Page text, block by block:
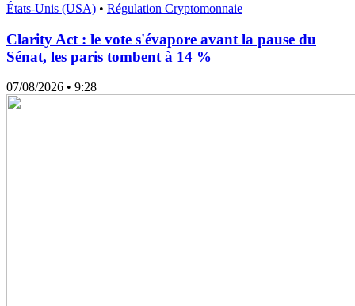
États-Unis (USA) • Régulation Cryptomonnaie
Clarity Act : le vote s'évapore avant la pause du
Sénat, les paris tombent à 14 %
07/08/2026 • 9:28